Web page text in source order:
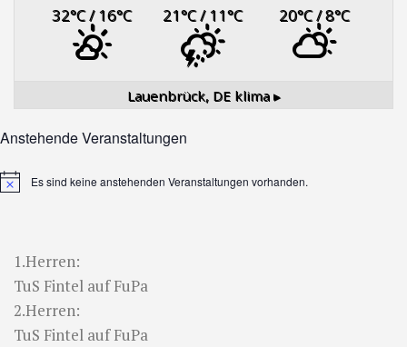
32°C/ 16°C 21°C/ 11°C 20°C/ 8°C
Lauenbrück, DEklima ▸
Anstehende Veranstaltungen
HinweisEs sind keine anstehenden Veranstaltungen vorhanden.
1.Herren:
TuS Fintel auf FuPa
2.Herren:
TuS Fintel auf FuPa